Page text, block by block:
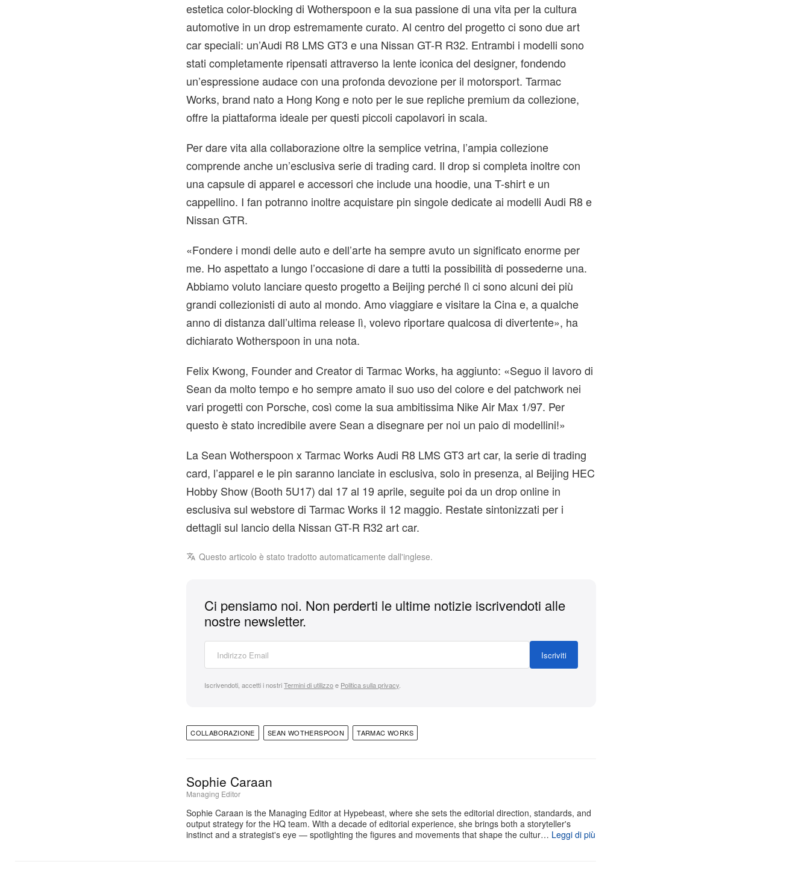
estetica color-blocking di Wotherspoon e la sua passione di una vita per la cultura
automotive in un drop estremamente curato. Al centro del progetto ci sono due art
car speciali: un’Audi R8 LMS GT3 e una Nissan GT-R R32. Entrambi i modelli sono
stati completamente ripensati attraverso la lente iconica del designer, fondendo
un’espressione audace con una profonda devozione per il motorsport. Tarmac
Works, brand nato a Hong Kong e noto per le sue repliche premium da collezione,
offre la piattaforma ideale per questi piccoli capolavori in scala.
Per dare vita alla collaborazione oltre la semplice vetrina, l’ampia collezione
comprende anche un’esclusiva serie di trading card. Il drop si completa inoltre con
una capsule di apparel e accessori che include una hoodie, una T-shirt e un
cappellino. I fan potranno inoltre acquistare pin singole dedicate ai modelli Audi R8 e
Nissan GTR.
«Fondere i mondi delle auto e dell’arte ha sempre avuto un significato enorme per
me. Ho aspettato a lungo l’occasione di dare a tutti la possibilità di possederne una.
Abbiamo voluto lanciare questo progetto a Beijing perché lì ci sono alcuni dei più
grandi collezionisti di auto al mondo. Amo viaggiare e visitare la Cina e, a qualche
anno di distanza dall’ultima release lì, volevo riportare qualcosa di divertente», ha
dichiarato Wotherspoon in una nota.
Felix Kwong, Founder and Creator di Tarmac Works, ha aggiunto: «Seguo il lavoro di
Sean da molto tempo e ho sempre amato il suo uso del colore e del patchwork nei
vari progetti con Porsche, così come la sua ambitissima Nike Air Max 1/97. Per
questo è stato incredibile avere Sean a disegnare per noi un paio di modellini!»
La Sean Wotherspoon x Tarmac Works Audi R8 LMS GT3 art car, la serie di trading
card, l’apparel e le pin saranno lanciate in esclusiva, solo in presenza, al Beijing HEC
Hobby Show (Booth 5U17) dal 17 al 19 aprile, seguite poi da un drop online in
esclusiva sul webstore di Tarmac Works il 12 maggio. Restate sintonizzati per i
dettagli sul lancio della Nissan GT-R R32 art car.
Questo articolo è stato tradotto automaticamente dall'inglese.
Ci pensiamo noi. Non perderti le ultime notizie iscrivendoti alle
nostre newsletter.
Iscriviti
Iscrivendoti, accetti i nostriTermini di utilizzoe Politica sulla privacy
COLLABORAZIONE SEAN WOTHERSPOON TARMAC WORKS
Sophie Caraan
Managing Editor
Sophie Caraan is the Managing Editor at Hypebeast, where she sets the editorial direction, standards, and
output strategy for the HQ team. With a decade of editorial experience, she brings both a storyteller's
instinct and a strategist's eye — spotlighting the figures and movements that shape the cultur… Leggi di più